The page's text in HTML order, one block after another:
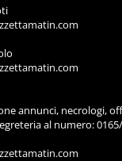
annunci, necrologi,
al numero: